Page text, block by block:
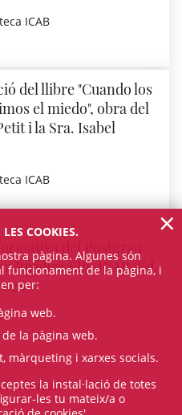
ICAB
del llibre "Cuando los
el miedo", obra del
i la Sra. Isabel
ICAB
del Postgrau
Jurídica EPJ-ICAB. Ed.
L'AGENDA
COOKIES.
pàgina. Algunes són
funcionament de la pàgina, i
per:
web.
la pàgina web.
màrqueting i xarxes socials.
la instal·lació de totes
les tu mateix/a o
×